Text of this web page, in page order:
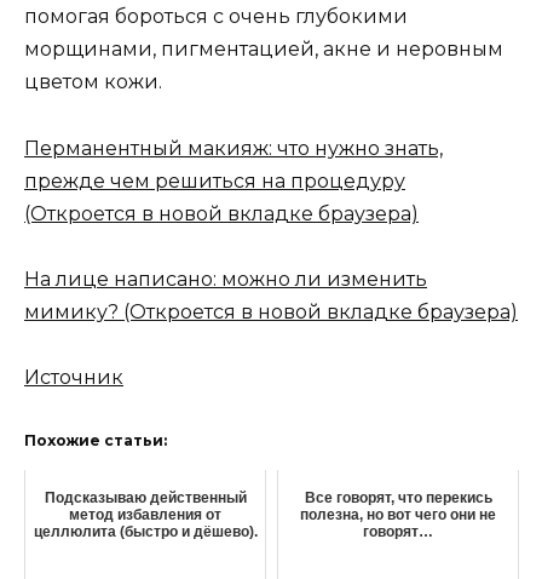
помогая бороться с очень глубокими
морщинами, пигментацией, акне и неровным
цветом кожи.
Перманентный макияж: что нужно знать,
прежде чем решиться на процедуру
(Откроется в новой вкладке браузера)
На лице написано: можно ли изменить
мимику? (Откроется в новой вкладке браузера)
Источник
Похожие статьи:
Подсказываю действенный
метод избавления от
целлюлита (быстро и дёшево).
Все говорят, что перекись
полезна, но вот чего они не
говорят…